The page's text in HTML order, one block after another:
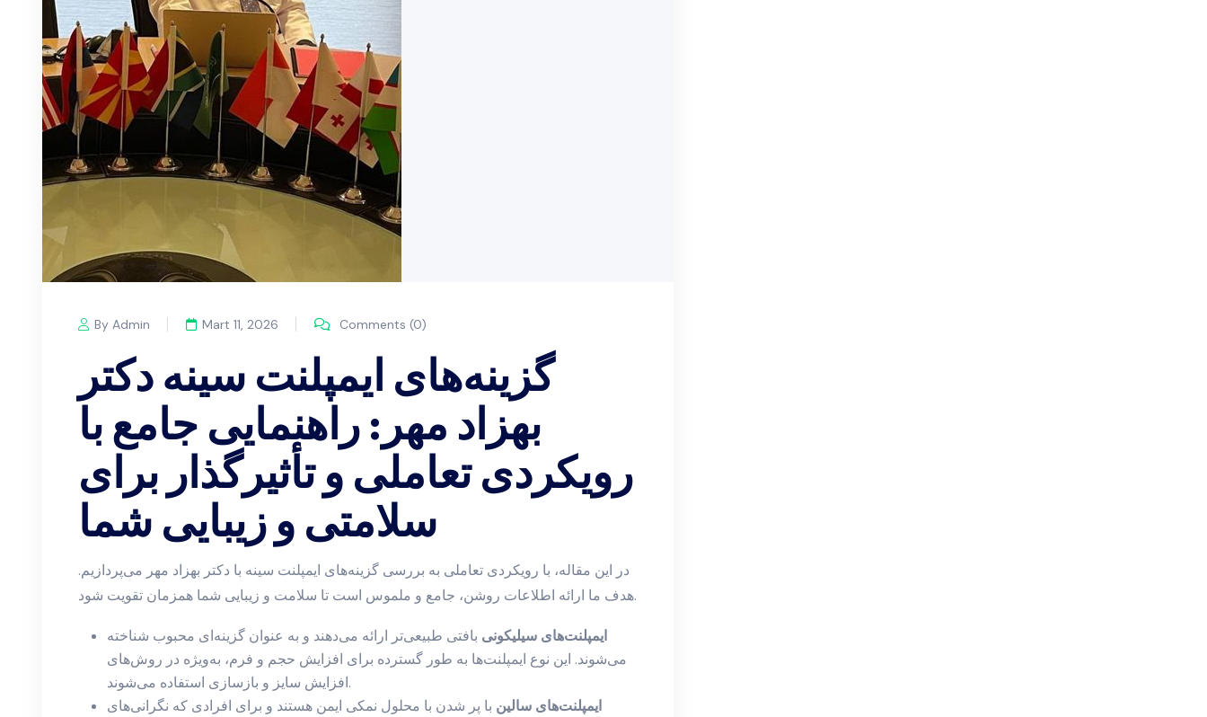
By Admin Mart 11, 2026 Comments (0)
گزینه‌های ایمپلنت سینه دکتر
بهزاد مهر: راهنمایی جامع با
رویکردی تعاملی و تأثیرگذار برای
سلامتی و زیبایی شما
در این مقاله، با رویکردی تعاملی به بررسی گزینه‌های ایمپلنت سینه با دکتر بهزاد مهر می‌پردازیم.
هدف ما ارائه اطلاعات روشن، جامع و ملموس است تا سلامت و زیبایی شما همزمان تقویت شود.
ایمپلنت‌های سیلیکونی بافتی طبیعی‌تر ارائه می‌دهند و به عنوان گزینه‌ای محبوب شناخته
می‌شوند. این نوع ایمپلنت‌ها به طور گسترده برای افزایش حجم و فرم، به‌ویژه در روش‌های
افزایش سایز و بازسازی استفاده می‌شوند.
ایمپلنت‌های سالین با پر شدن با محلول نمکی ایمن هستند و برای افرادی که نگرانی‌های